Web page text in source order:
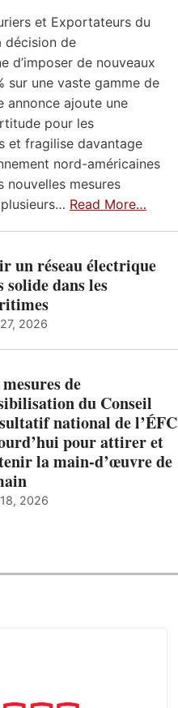
et Exportateurs du
décision de
d’imposer de nouveaux
sur une vaste gamme de
annonce ajoute une
pour les
et fragilise davantage
nord-américaines
nouvelles mesures
Read More…
un réseau électrique
solide dans les
2026
de
du Conseil
national de l’ÉFC
pour attirer et
la main-d’œuvre de
2026